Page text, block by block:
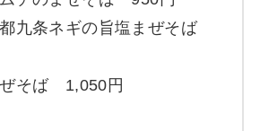
九条ネギの旨塩まぜそば
そば 1,050円